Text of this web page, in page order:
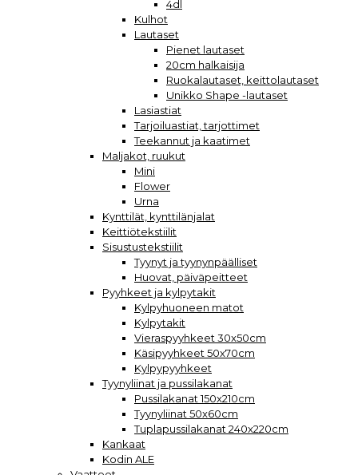
4dl
Kulhot
Lautaset
Pienet lautaset
20cm halkaisija
Ruokalautaset, keittolautaset
Unikko Shape -lautaset
Lasiastiat
Tarjoiluastiat, tarjottimet
Teekannut ja kaatimet
Maljakot, ruukut
Mini
Flower
Urna
Kynttilät, kynttilänjalat
Keittiötekstiilit
Sisustustekstiilit
Tyynyt ja tyynynpäälliset
Huovat, päiväpeitteet
Pyyhkeet ja kylpytakit
Kylpyhuoneen matot
Kylpytakit
Vieraspyyhkeet 30x50cm
Käsipyyhkeet 50x70cm
Kylpypyyhkeet
Tyynyliinat ja pussilakanat
Pussilakanat 150x210cm
Tyynyliinat 50x60cm
Tuplapussilakanat 240x220cm
Kankaat
Kodin ALE